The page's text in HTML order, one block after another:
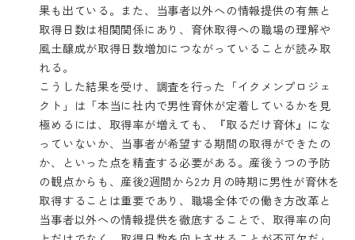
果も出ている。また、当事者以外への情報提供の有無と
取得日数は相関関係にあり、育休取得への職場の理解や
風土醸成が取得日数増加につながっていることが読み取
れる。
こうした結果を受け、調査を行った「イクメンプロジェ
クト」は「本当に社内で男性育休が定着しているかを見
極めるには、取得率が増えても、『取るだけ育休』にな
っていないか、当事者が希望する期間の取得ができたの
か、といった点を精査する必要がある。産後うつの予防
の観点からも、産後2週間から2カ月の時期に男性が育休を
取得することは重要であり、職場全体での働き方改革と
当事者以外への情報提供を徹底することで、取得率の向